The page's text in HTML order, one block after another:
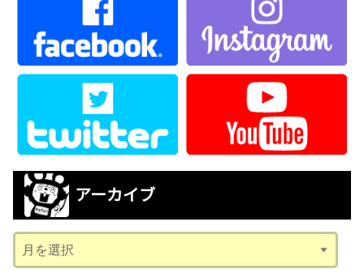
アーカイブ
ー